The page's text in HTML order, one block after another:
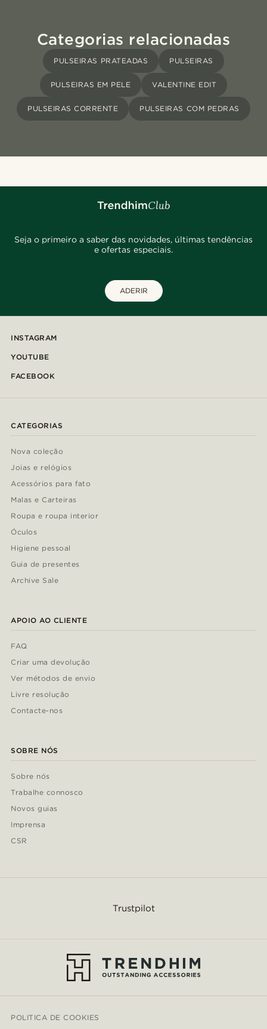
Categorias relacionadas
PULSEIRAS PRATEADAS PULSEIRAS
PULSEIRAS EM PELE VALENTINE EDIT
PULSEIRAS CORRENTE PULSEIRAS COM PEDRAS
Seja o primeiro a saber das novidades, últimas tendências
e ofertas especiais.
ADERIR
INSTAGRAM
YOUTUBE
FACEBOOK
CATEGORIAS
Nova coleção
Joias e relógios
Acessórios para fato
Malas e Carteiras
Roupa e roupa interior
Óculos
Higiene pessoal
Guia de presentes
Archive Sale
APOIO AO CLIENTE
FAQ
Criar uma devolução
Ver métodos de envio
Livre resolução
Contacte-nos
SOBRE NÓS
Sobre nós
Trabalhe connosco
Novos guias
Imprensa
CSR
Trustpilot
POLITICA DE COOKIES